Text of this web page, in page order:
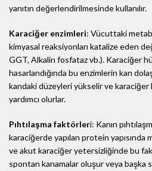
yanıtın değerlendirilmesinde kullanılır.
Karaciğer enzimleri: Vücuttaki
kimyasal reaksiyonları katalize eden
GGT, Alkalin fosfataz vb.). Karaciğer
hasarlandığında bu enzimlerin kan
kandaki düzeyleri yükselir ve karaciğer
yardımcı olurlar.
Pıhtılaşma faktörleri: Kanın
karaciğerde yapılan protein yapısında
ve akut karaciğer yetersizliğinde bu
spontan kanamalar oluşur veya başka